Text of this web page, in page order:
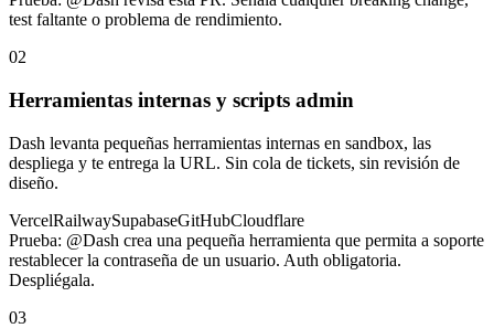
test faltante o problema de rendimiento.
02
Herramientas internas y scripts admin
Dash levanta pequeñas herramientas internas en sandbox, las
despliega y te entrega la URL. Sin cola de tickets, sin revisión de
diseño.
VercelRailwaySupabaseGitHubCloudflare
Prueba: @Dash crea una pequeña herramienta que permita a soporte
restablecer la contraseña de un usuario. Auth obligatoria.
Despliégala.
03